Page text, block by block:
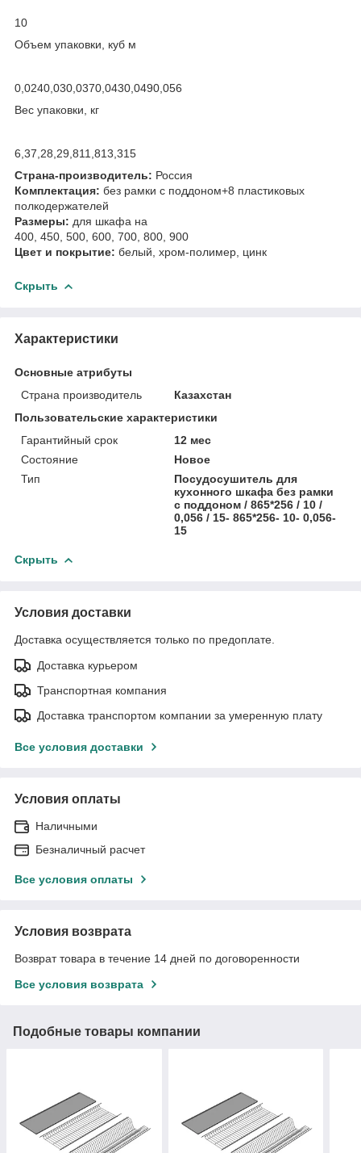
10
Объем упаковки, куб м
0,0240,030,0370,0430,0490,056
Вес упаковки, кг
6,37,28,29,811,813,315
Страна-производитель: Россия
Комплектация: без рамки с поддоном+8 пластиковых
полкодержателей
Размеры: для шкафа на
400, 450, 500, 600, 700, 800, 900
Цвет и покрытие: белый, хром-полимер, цинк
Скрыть
Характеристики
Основные атрибуты
Страна производитель
Казахстан
Пользовательские характеристики
Гарантийный срок
12 мес
Состояние
Новое
Тип
Посудосушитель для
кухонного шкафа без рамки
с поддоном / 865*256 / 10 /
0,056 / 15- 865*256- 10- 0,056-
15
Скрыть
Условия доставки
Доставка осуществляется только по предоплате.
Доставка курьером
Транспортная компания
Доставка транспортом компании за умеренную плату
Все условия доставки
Условия оплаты
Наличными
Безналичный расчет
Все условия оплаты
Условия возврата
Возврат товара в течение 14 дней по договоренности
Все условия возврата
Подобные товары компании